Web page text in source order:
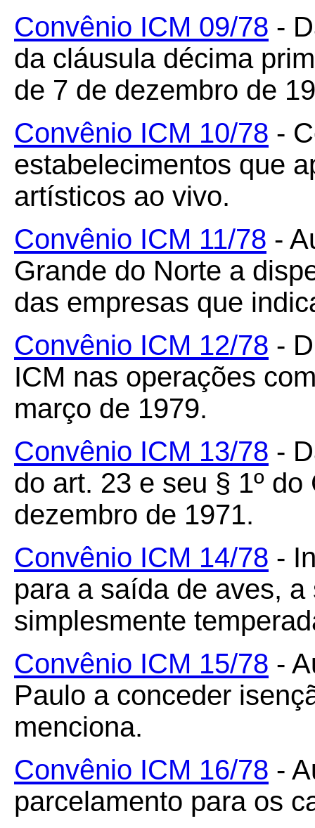
Convênio ICM 09/78 -
da cláusula décima
de 7 de dezembro de
Convênio ICM 10/78 -
estabelecimentos que
artísticos ao vivo.
Convênio ICM 11/78 -
Grande do Norte a
das empresas que
Convênio ICM 12/78 -
ICM nas operações
março de 1979.
Convênio ICM 13/78 -
do art. 23 e seu § 1º
dezembro de 1971.
Convênio ICM 14/78 -
para a saída de aves,
simplesmente
Convênio ICM 15/78 -
Paulo a conceder
menciona.
Convênio ICM 16/78 -
parcelamento para os